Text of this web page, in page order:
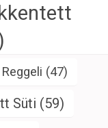
(47)
Süti (59)